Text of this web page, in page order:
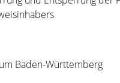
Baden-Württemberg